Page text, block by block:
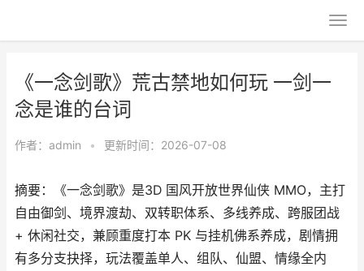
《一念剑歌》荒古禁地如何玩 一剑一
念是谁的台词
作者： admin • 更新时间：2026-07-08
摘要：​《一念剑歌》是3D 国风开放世界仙侠 MMO，主打
自由御剑、境界渡劫、双转职体系、多线养成、跨服团战
+ 休闲社交，兼顾重度打本 PK 与挂机佛系养成，剧情拥
有多分支抉择，玩法覆盖单人、组队、仙盟、情缘全内